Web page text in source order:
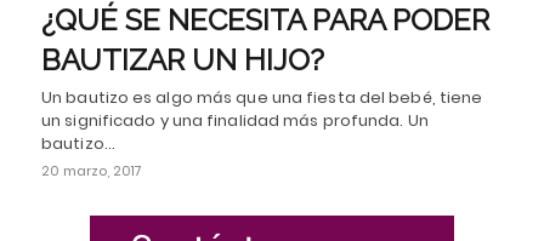
¿QUÉ SE NECESITA PARA PODER
BAUTIZAR UN HIJO?
Un bautizo es algo más que una fiesta del bebé, tiene
un significado y una finalidad más profunda. Un
bautizo…
20 marzo, 2017